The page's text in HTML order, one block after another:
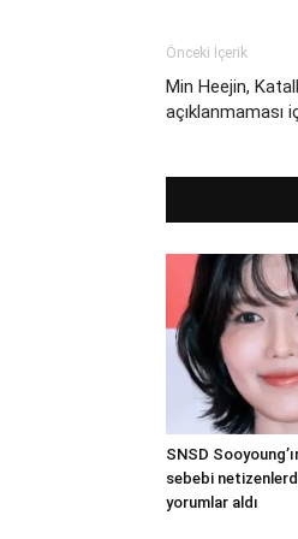
Önceki İçerik
Min Heejin,
açıklanmaması
SNSD
sebebi
yorumlar aldı